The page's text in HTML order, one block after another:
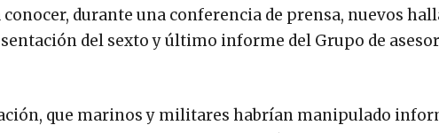
durante una conferencia de prensa, nuevos
del sexto y último informe del Grupo de
que marinos y militares habrían manipulado